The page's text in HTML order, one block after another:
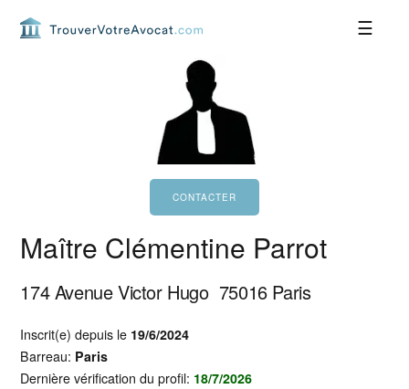
Maître Clémentine Parrot
174 Avenue Victor Hugo 75016 Paris
Inscrit(e) depuis le 19/6/2024
Barreau: Paris
Dernière vérification du profil: 18/7/2026